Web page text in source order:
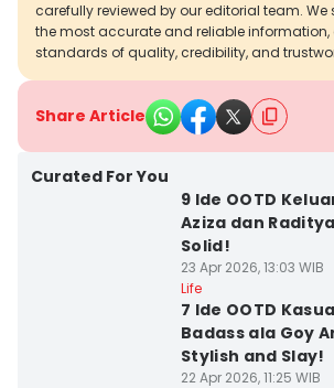
carefully reviewed by our editorial team. We
the most accurate and reliable information,
standards of quality, credibility, and
Share Article
Curated For You
9 Ide OOTD
Aziza dan
Solid!
23 Apr 2026, 13:03 WIB
Life
7 Ide OOTD
Badass ala Goy
Stylish and Slay!
22 Apr 2026, 11:25 WIB